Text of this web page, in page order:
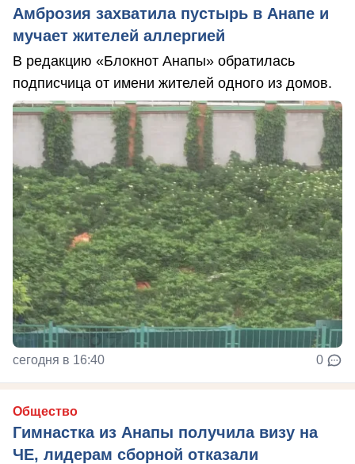
Амброзия захватила пустырь в Анапе и
мучает жителей аллергией
В редакцию «Блокнот Анапы» обратилась
подписчица от имени жителей одного из домов.
сегодня в 16:40 0
Общество
Гимнастка из Анапы получила визу на
ЧЕ, лидерам сборной отказали